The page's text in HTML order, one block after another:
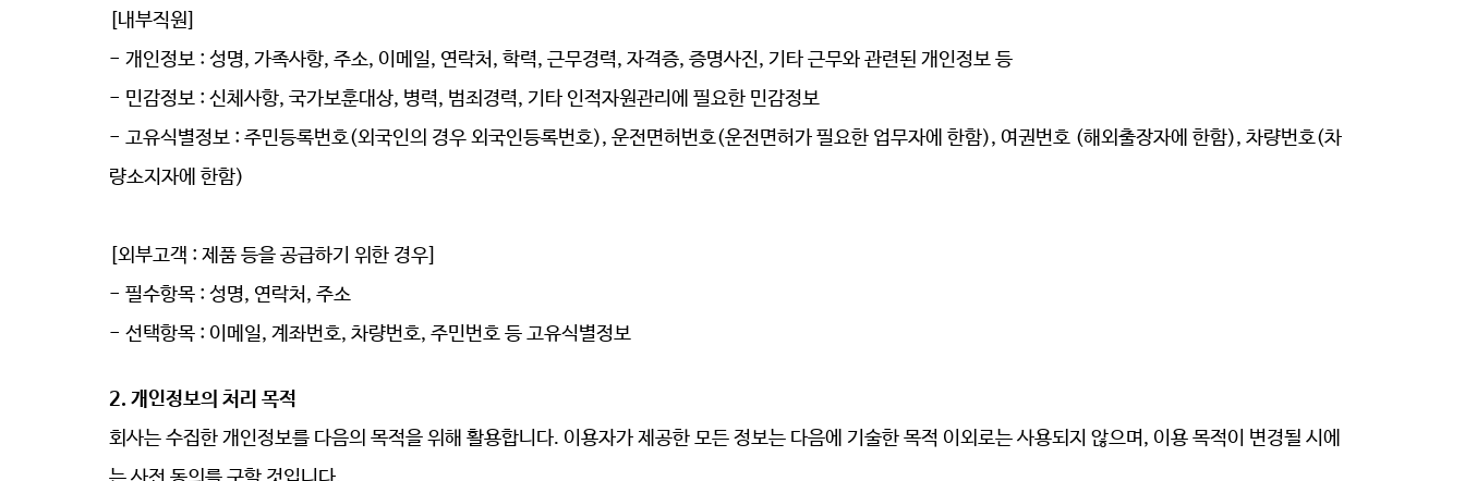
[내부직원
- 개인정보 : 성명, 가족사항, 주소, 이메일, 연락처 , 학력, 근무경력, 자격증, 증명사진, 기타근무와 관련된 개인정보 등
- 민감정보 : 신체사항, 국가보훈대상, 병력, 범죄경력, 기타 인적자원관리에 필요한 민감정보
- 고유식별정보 : 주민등록번호(외국인의 경우 외국인등록번호), 운전면허번호(운전면허가 필요한 업무자에 한함), 여권번호 (해외출장자에 한함), 차량번호(차
량소지자에 한함)
[외부고객 : 제품 등을 공급하기 위한 경우]
- 필수항목: 성명, 연락처 , 주소
- 선택항목: 이메일, 계좌번호, 차량번호, 주민번호 등 고유식별정보
2. 개인정보의 처리 목적
회사는 수집한 개인정보를 다음의 목적을 위해 활용합니다. 이용자가 제공한 모든 정보는 다음에 기술한 목적 이외로는 사용되지 않으며, 이용 목적이 변경될 시에